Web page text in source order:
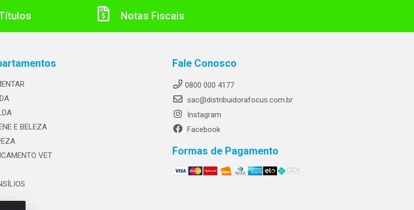
Notas Fiscais
E BELEZA
VET
Fale Conosco
0800 000 4177
sac@distribuidorafocus.com.br
Instagram
Facebook
Formas de Pagamento